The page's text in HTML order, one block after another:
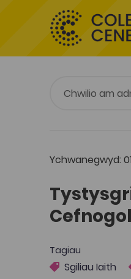
Ychwanegwyd:
Cefnogol
Tagiau
Sgiliau Iaith